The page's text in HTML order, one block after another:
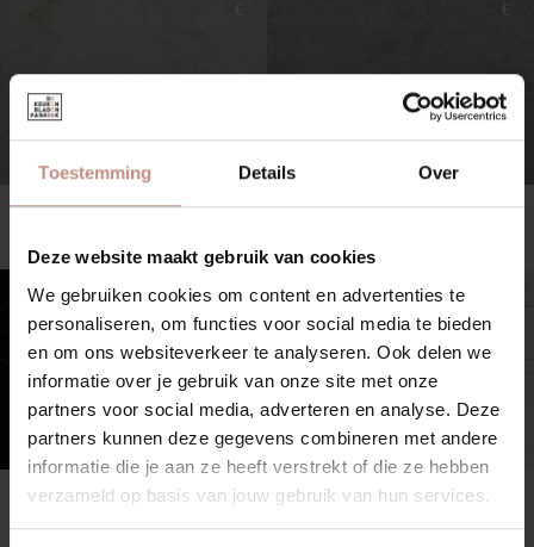
Toestemming Details Over
Deze website maakt gebruik van cookies
We gebruiken cookies om content en advertenties te
personaliseren, om functies voor social media te bieden
en om ons websiteverkeer te analyseren. Ook delen we
informatie over je gebruik van onze site met onze
partners voor social media, adverteren en analyse. Deze
partners kunnen deze gegevens combineren met andere
informatie die je aan ze heeft verstrekt of die ze hebben
verzameld op basis van jouw gebruik van hun services.
Kovik
€
Kreta
€€
Laurent
Dekton
Limbo
Dekton